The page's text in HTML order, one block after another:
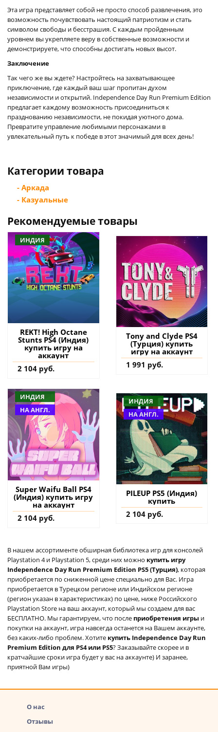
Эта игра представляет собой не просто способ развлечения, это
возможность почувствовать настоящий патриотизм и стать
символом свободы и бесстрашия. С каждым пройденным
уровнем вы укрепляете веру в собственные возможности и
демонстрируете, что способны достигать новых высот.
Заключение
Так чего же вы ждете? Настройтесь на захватывающее
приключение, где каждый ваш шаг пропитан духом
независимости и открытий. Independence Day Run Premium Edition
предлагает каждому возможность присоединиться к
празднованию независимости, не покидая уютного дома.
Превратите управление любимыми персонажами в
увлекательный путь к победе в этот значимый для всех день!
Категории товара
- Аркада
- Казуальные
Рекомендуемые товары
ИНДИЯ
REKT! High Octane
Stunts PS4 (Индия)
купить игру на
аккаунт
2 104 руб.
Tony and Clyde PS4
(Турция) купить
игру на аккаунт
1 991 руб.
ИНДИЯ
НА АНГЛ.
Super Waifu Ball PS4
(Индия) купить игру
на аккаунт
2 104 руб.
ИНДИЯ
НА АНГЛ.
PILEUP PS5 (Индия)
купить
2 104 руб.
В нашем ассортименте обширная библиотека игр для консолей
Playstation 4 и Playstation 5, среди них можно купить игру
Independence Day Run Premium Edition PS5 (Турция), которая
приобретается по сниженной цене специально для Вас. Игра
приобретается в Турецком регионе или Индийском регионе
(регион указан в характеристиках) по цене, ниже Российского
Playstation Store на ваш аккаунт, который мы создаем для вас
БЕСПЛАТНО. Мы гарантируем, что после приобретения игры и
покупки на аккаунт, игра навсегда останется на Вашем аккаунте,
без каких-либо проблем. Хотите купить Independence Day Run
Premium Edition для PS4 или PS5? Заказывайте скорее и в
кратчайшие сроки игра будет у вас на аккаунте) И заранее,
приятной Вам игры)
О нас
Отзывы